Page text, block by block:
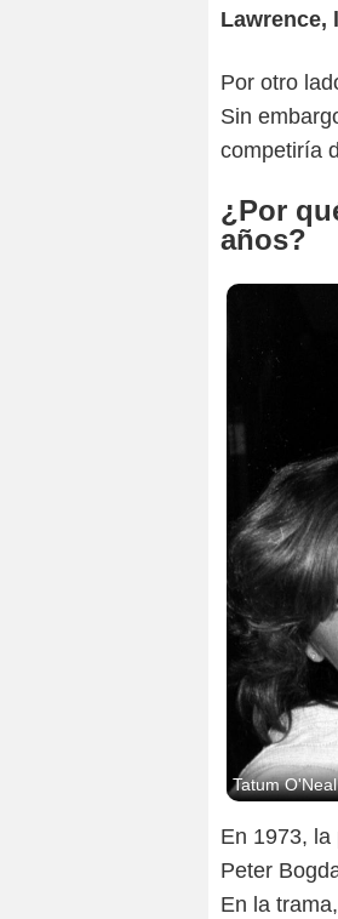
Lawrence,
Por otro
Sin
competiría
¿Por
años?
Tatum
En 1973,
Peter
En la